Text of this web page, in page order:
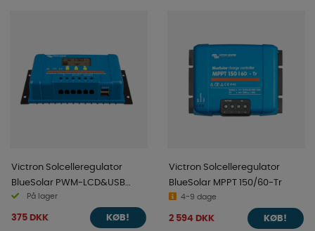
Victron Solcelleregulator
BlueSolar PWM-LCD&USB
12/24V-30A
På lager
375 DKK KØB!
Victron Solcelleregulator
BlueSolar MPPT 150/60-Tr
4-9 dage
2 594 DKK KØB!